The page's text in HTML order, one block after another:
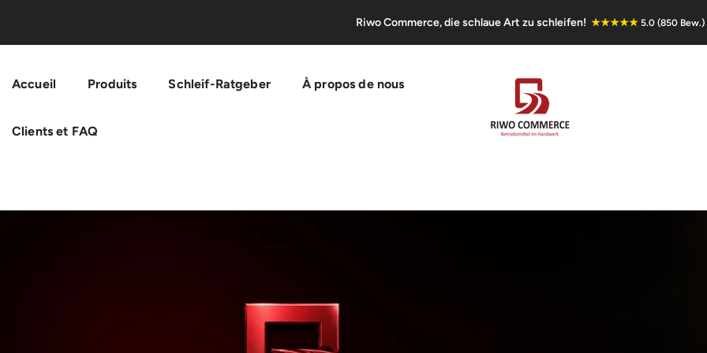
Riwo Commerce, die schlaue Art zu schleifen! ★★★★★ 5.0 (850 Bew.)
Accueil Produits Schleif-Ratgeber À propos de nous
Clients et FAQ